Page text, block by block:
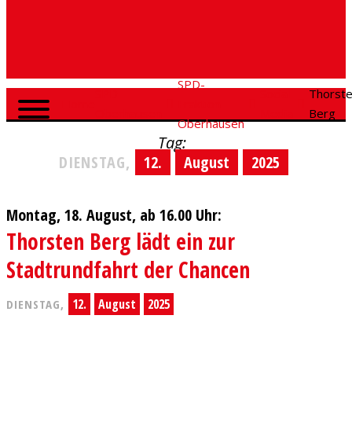
SPD-
Oberhausen
Berg
Tag:
DIENSTAG,
12. August 2025
Montag, 18. August, ab 16.00 Uhr:
Thorsten Berg lädt ein zur
Stadtrundfahrt der Chancen
DIENSTAG, 12. August 2025